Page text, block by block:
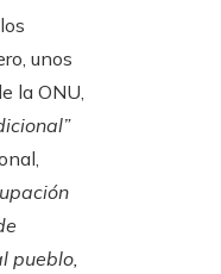
unos
la ONU,
pueblo,